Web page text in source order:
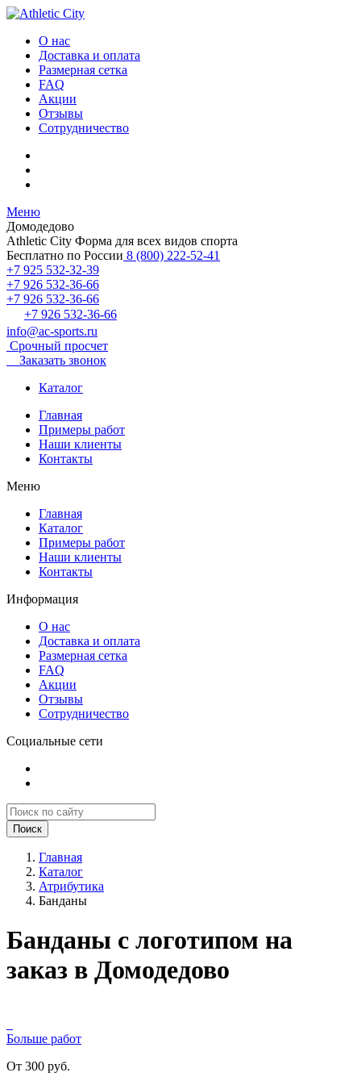
О нас
Доставка и оплата
Размерная сетка
FAQ
Акции
Отзывы
Сотрудничество
Меню
Домодедово
Athletic City Форма для всех видов спорта
Бесплатно по России 8 (800) 222-52-41
+7 925 532-32-39
+7 926 532-36-66
+7 926 532-36-66
+7 926 532-36-66
info@ac-sports.ru
Срочный просчет
Заказать звонок
Каталог
Главная
Примеры работ
Наши клиенты
Контакты
Меню
Главная
Каталог
Примеры работ
Наши клиенты
Контакты
Информация
О нас
Доставка и оплата
Размерная сетка
FAQ
Акции
Отзывы
Сотрудничество
Социальные сети
Поиск
Главная
Каталог
Атрибутика
Банданы
Банданы с логотипом на
заказ в Домодедово
Больше работ
От 300 руб.